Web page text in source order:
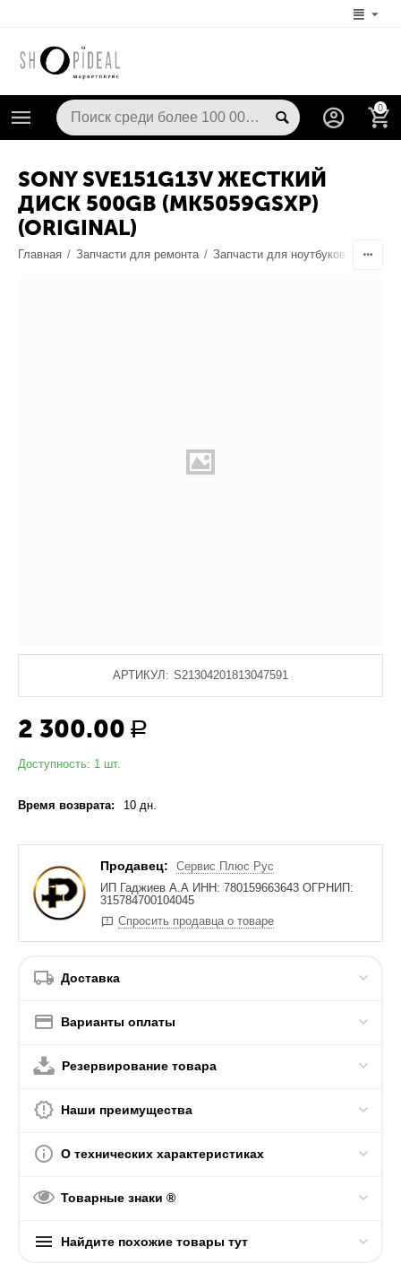
0
SONY SVE151G13V ЖЕСТКИЙ
ДИСК 500GB (MK5059GSXP)
(ORIGINAL)
Главная / Запчасти для ремонта / Запчасти для ноутбуков
АРТИКУЛ: S21304201813047591
2 300.00 Р
Доступность: 1 шт.
Время возврата: 10 дн.
Продавец:
Сервис Плюс Рус
ИП Гаджиев А.А ИНН: 780159663643 ОГРНИП:
315784700104045
Спросить продавца о товаре
Доставка
Варианты оплаты
Резервирование товара
Наши преимущества
О технических характеристиках
Товарные знаки ®
Найдите похожие товары тут